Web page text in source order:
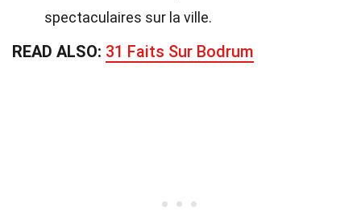
spectaculaires sur la ville.
READ ALSO: 31 Faits Sur Bodrum